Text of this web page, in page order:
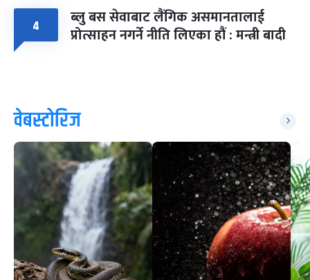
४ ब्लु बस सेवाबाट लैंगिक असमानतालाई
प्रोत्साहन नगर्ने नीति लिएका हौं : मन्त्री बादी
वेबस्टोरिज